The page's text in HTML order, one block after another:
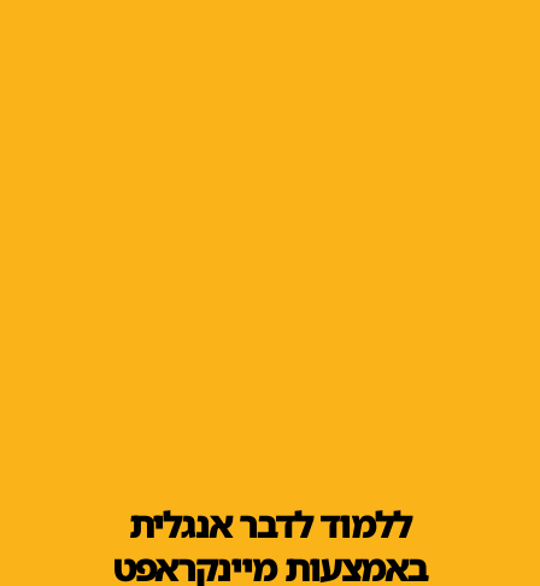
ללמוד לדבר אנגלית
באמצעות מיינקראפט